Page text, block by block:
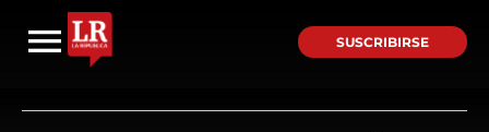
SUSCRIBIRSE